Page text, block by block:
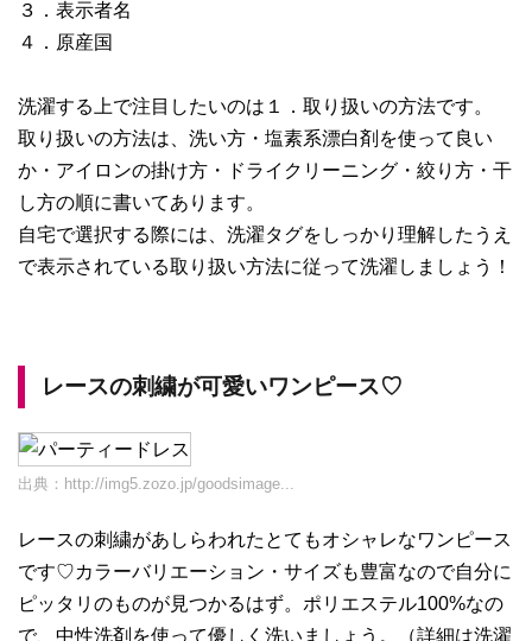
３．表示者名
４．原産国
洗濯する上で注目したいのは１．取り扱いの方法です。
取り扱いの方法は、洗い方・塩素系漂白剤を使って良い
か・アイロンの掛け方・ドライクリーニング・絞り方・干
し方の順に書いてあります。
自宅で選択する際には、洗濯タグをしっかり理解したうえ
で表示されている取り扱い方法に従って洗濯しましょう！
レースの刺繍が可愛いワンピース♡
出典： http://img5.zozo.jp/goodsimage...
レースの刺繍があしらわれたとてもオシャレなワンピース
です♡カラーバリエーション・サイズも豊富なので自分に
ピッタリのものが見つかるはず。ポリエステル100%なの
で、中性洗剤を使って優しく洗いましょう。（詳細は洗濯